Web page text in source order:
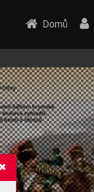
Domů